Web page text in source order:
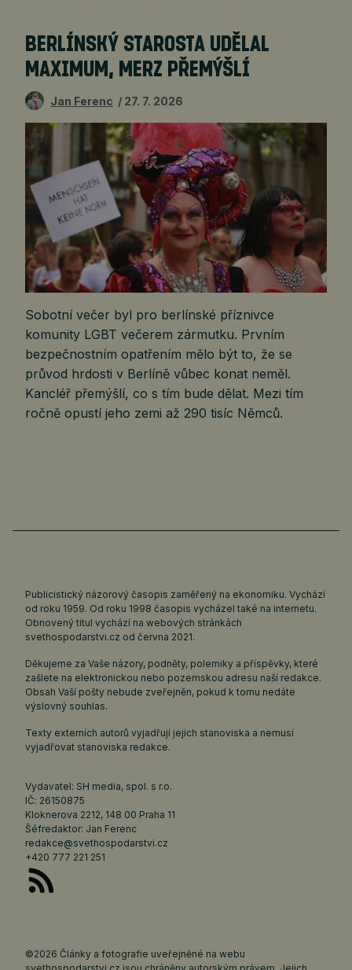
BERLÍNSKÝ STAROSTA UDĚLAL
MAXIMUM, MERZ PŘEMÝŠLÍ
Jan Ferenc 27. 7. 2026
Sobotní večer byl pro berlínské příznivce
komunity LGBT večerem zármutku. Prvním
bezpečnostním opatřením mělo být to, že se
průvod hrdosti v Berlíně vůbec konat neměl.
Kancléř přemýšlí, co s tím bude dělat. Mezi tím
ročně opustí jeho zemi až 290 tisíc Němců.
Publicistický názorový časopis zaměřený na ekonomiku. Vychází
od roku 1959. Od roku 1998 časopis vycházel také na internetu.
Obnovený titul vychází na webových stránkách
svethospodarstvi.cz od června 2021.
Děkujeme za Vaše názory, podněty, polemiky a příspěvky, které
zašlete na elektronickou nebo pozemskou adresu naší redakce.
Obsah Vaší pošty nebude zveřejněn, pokud k tomu nedáte
výslovný souhlas.
Texty externích autorů vyjadřují jejich stanoviska a nemusí
vyjadřovat stanoviska redakce.
Vydavatel: SH media, spol. s r.o.
IČ: 26150875
Kloknerova 2212, 148 00 Praha 11
Šéfredaktor: Jan Ferenc
redakce@svethospodarstvi.cz
+420 777 221 251
©2026 Články a fotografie uveřejněné na webu